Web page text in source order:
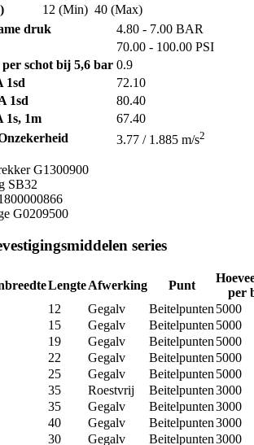
12 (Min) 40 (Max)
druk
4.80 - 7.00 BAR
70.00 - 100.00 PSI
schot bij 5,6 bar 0.9
1sd
72.10
1sd
80.40
1s, 1m
67.40
3.77 / 1.885 m/s2
G1300900
SB32
G0209500
series
LengteAfwerking Punt
per
12 Gegalv Beitelpunten 5000
15 Gegalv Beitelpunten 5000
19 Gegalv Beitelpunten 5000
22 Gegalv Beitelpunten 5000
25 Gegalv Beitelpunten 5000
35 Roestvrij Beitelpunten3000
35 Gegalv Beitelpunten3000
40 Gegalv Beitelpunten3000
30 Gegalv Beitelpunten3000